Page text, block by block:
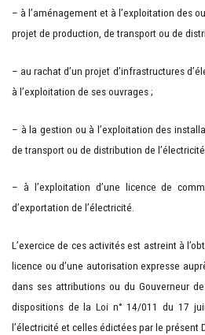
– à l’aménagement et à l’exploitation des
projet de production, de transport ou de
– au rachat d’un projet d’infrastructures
à l’exploitation de ses ouvrages ;
– à la gestion ou à l’exploitation des
de transport ou de distribution de
– à l’exploitation d’une licence de
d’exportation de l’électricité.
L’exercice de ces activités est astreint à
licence ou d’une autorisation expresse
dans ses attributions ou du Gouverneur
dispositions de la Loi n° 14/011 du 17
l’électricité et celles édictées par le présent